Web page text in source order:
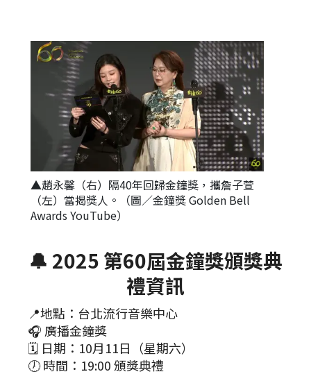
🔔 2025 第60屆金鐘獎頒獎典
禮資訊
📍地點：台北流行音樂中心
🎧 廣播金鐘獎
🗓 日期：10月11日（星期六）
🕖 時間：19:00 頒獎典禮
▲趙永馨（右）隔40年回歸金鐘獎，攜詹子萱
（左）當揭獎人。（圖／金鐘獎 Golden Bell
Awards YouTube）